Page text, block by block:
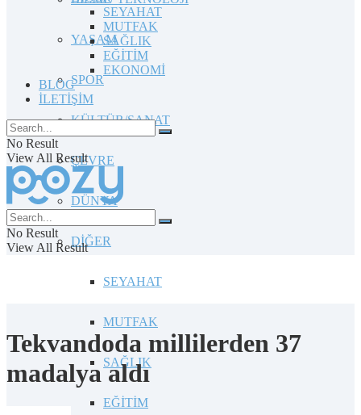
YAŞAM
SPOR
KÜLTÜR/SANAT
ÇEVRE
DÜNYA
DİĞER
SEYAHAT
MUTFAK
SAĞLIK
EĞİTİM
SEYAHAT
MUTFAK
SAĞLIK
EĞİTİM
EKONOMİ
BLOG
İLETİŞİM
No Result
View All Result
No Result
View All Result
Tekvandoda millilerden 37
madalya aldı